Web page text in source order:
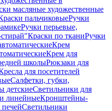
масляные художественные
пальчиковыеРучки
Ручки перьевые,
Краски по тканиРучки
Крем
Крем для
школыРюкзаки для
для посетителей
Салфетки, губки,
детскиеСветильники для
линейныеКронштейны-
Светильники